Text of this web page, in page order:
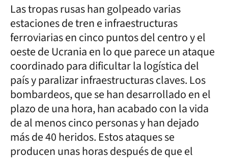
Las tropas rusas han golpeado varias
estaciones de tren e infraestructuras
ferroviarias en cinco puntos del centro y el
oeste de Ucrania en lo que parece un ataque
coordinado para dificultar la logística del
país y paralizar infraestructuras claves. Los
bombardeos, que se han desarrollado en el
plazo de una hora, han acabado con la vida
de al menos cinco personas y han dejado
más de 40 heridos. Estos ataques se
producen unas horas después de que el